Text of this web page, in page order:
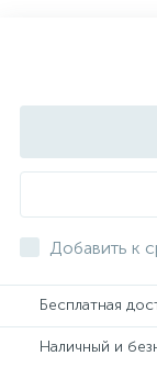
Добавить к
Бесплатная
Наличный и